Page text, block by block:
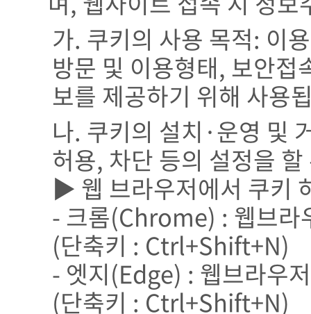
가. 쿠키의 사용 목적: 이
방문 및 이용형태, 보안
보를 제공하기 위해 사용
나. 쿠키의 설치·운영 및
허용, 차단 등의 설정을
▶ 웹 브라우저에서 쿠키
- 크롬(Chrome) : 웹브라
(단축키 : Ctrl+Shift+N)
- 엣지(Edge) : 웹브라우
(단축키 : Ctrl+Shift+N)